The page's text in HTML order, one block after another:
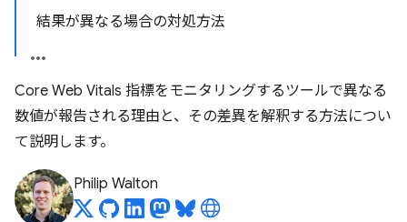
結果が異なる場合の対処方法
Core Web Vitals 指標をモニタリングするツールで異なる
数値が報告される理由と、その差異を解釈する方法につい
て説明します。
Philip Walton